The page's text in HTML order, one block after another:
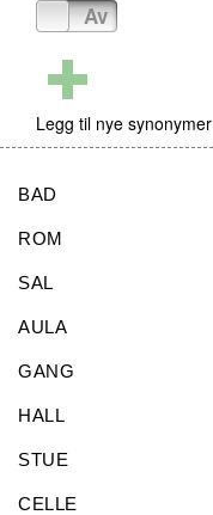
Av
Legg til nye synonymer
BAD
ROM
SAL
AULA
GANG
HALL
STUE
CELLE